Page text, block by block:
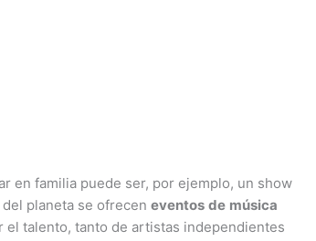
en familia puede ser, por ejemplo, un show
del planeta se ofreceneventos de música
el talento, tanto de artistas independientes